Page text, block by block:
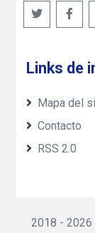
Links de
Mapa del
Contacto
RSS 2.0
2018 -